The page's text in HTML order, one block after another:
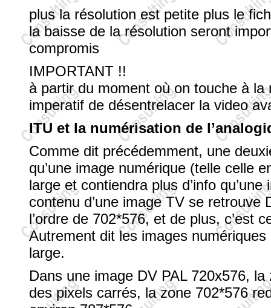
plus la résolution est petite plus le
la baisse de la résolution seront
compromis
IMPORTANT !!
à partir du moment où on touche à
imperatif de désentrelacer la video
ITU et la numérisation de
Comme dit précédemment, une
qu’une image numérique (telle celle
large et contiendra plus d’info
contenu d’une image TV se
l’ordre de 702*576, et de plus, c’est
Autrement dit les images
large.
Dans une image DV PAL 720x576,
des pixels carrés, la zone 702*576